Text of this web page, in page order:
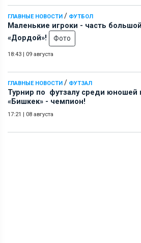
ГЛАВНЫЕ НОВОСТИ / ФУТБОЛ
Маленькие игроки - часть
«Дордой»!
Фото
18:43 09 августа
ГЛАВНЫЕ НОВОСТИ / ФУТЗАЛ
Турнир по футзалу среди юношей
«Бишкек» - чемпион!
17:21 08 августа